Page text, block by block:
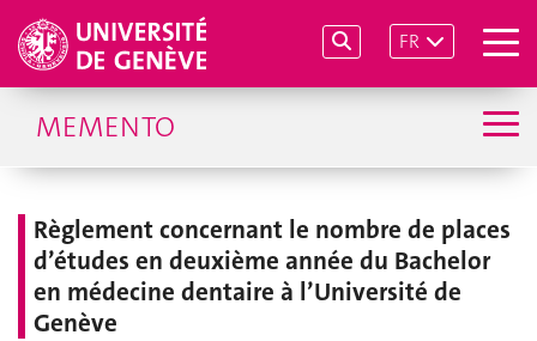
FR
MEMENTO
Règlement concernant le nombre de places
d’études en deuxième année du Bachelor
en médecine dentaire à l’Université de
Genève